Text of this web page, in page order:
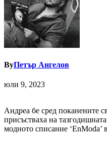
ByПетър Ангелов
юли 9, 2023
Андреа бе сред поканените
присъстваха на
модното списание ‘EnModa’